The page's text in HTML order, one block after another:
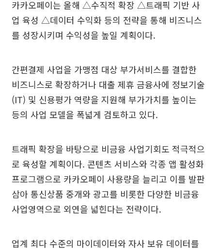
카카오페이는 올해 △수직적 확장 △트래픽 기반 사
업 육성 △데이터 수익화 등의 전략을 통해 비즈니스
를 성장시키며 수익성을 높일 계획이다.
간편결제 사업을 가맹점 대상 부가서비스를 결합한
비즈니스로 확장하거나 대출 제휴 금융사에 정보기술
(IT) 및 신용평가 역량을 지원해 부가가치를 높이는
등의 사업 모델을 폭넓게 검토하고 있다.
트래픽 확장을 바탕으로 비금융 사업기회도 적극적으
로 육성할 계획이다. 콘텐츠 서비스와 각종 앱 활성화
프로그램으로 카카오페이 사용량을 늘리고 이를 발판
삼아 통신상품 중개와 광고를 비롯한 다양한 비금융
사업영역으로 외연을 넓힌다는 전략이다.
업계 최다 수준의 마이데이터와 자사 보유 데이터를